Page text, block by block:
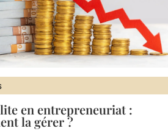
en entrepreneuriat :
la gérer ?